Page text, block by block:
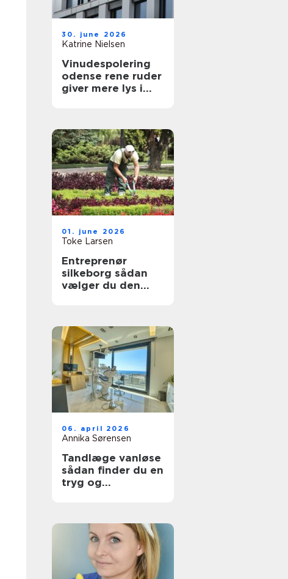
30. june 2026
Katrine Nielsen
Vinudespolering
odense rene ruder
giver mere lys i
01. june 2026
Toke Larsen
Entreprenør
silkeborg sådan
vælger du den
06. april 2026
Annika Sørensen
Tandlæge vanløse
sådan finder du en
tryg og